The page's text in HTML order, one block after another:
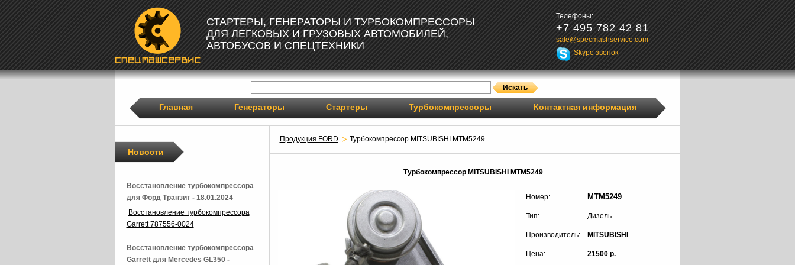
СТАРТЕРЫ, ГЕНЕРАТОРЫ И ТУРБОКОМПРЕССОРЫ
ДЛЯ ЛЕГКОВЫХ И ГРУЗОВЫХ АВТОМОБИЛЕЙ,
АВТОБУСОВ И СПЕЦТЕХНИКИ
Телефоны:
+7 495 782 42 81
sale@specmashservice.com
Skype звонок
Главная Генераторы Стартеры Турбокомпрессоры Контактная информация
Продукция FORD Турбокомпрессор MITSUBISHI MTM5249
Турбокомпрессор MITSUBISHI MTM5249
Номер: MTM5249
Тип: Дизель
Производитель: MITSUBISHI
Цена: 21500 р.
Новости
Восстановление турбокомпрессора
для Форд Транзит - 18.01.2024
Восстановление турбокомпрессора
Garrett 787556-0024
Восстановление турбокомпрессора
Garrett для Mercedes GL350 -